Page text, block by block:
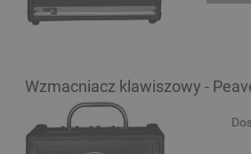
Wzmacniacz klawiszowy -